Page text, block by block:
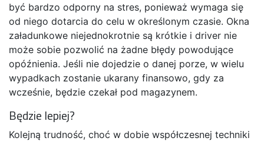
być bardzo odporny na stres, ponieważ wymaga się
od niego dotarcia do celu w określonym czasie. Okna
załadunkowe niejednokrotnie są krótkie i driver nie
może sobie pozwolić na żadne błędy powodujące
opóźnienia. Jeśli nie dojedzie o danej porze, w wielu
wypadkach zostanie ukarany finansowo, gdy za
wcześnie, będzie czekał pod magazynem.
Będzie lepiej?
Kolejną trudność, choć w dobie współczesnej techniki